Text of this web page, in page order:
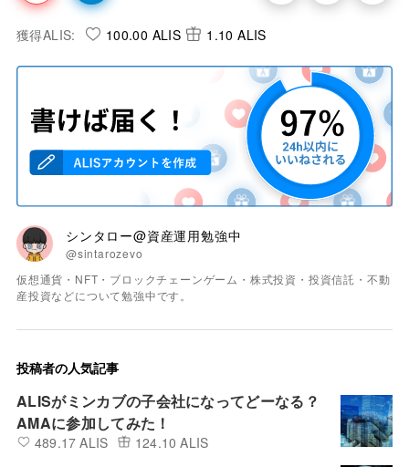
獲得ALIS: 100.00 ALIS 1.10 ALIS
シンタロー@資産運用勉強中
@sintarozevo
仮想通貨・NFT・ブロックチェーンゲーム・株式投資・投資信託・不動
産投資などについて勉強中です。
投稿者の人気記事
ALISがミンカブの子会社になってどーなる？
AMAに参加してみた！
489.17 ALIS 124.10 ALIS